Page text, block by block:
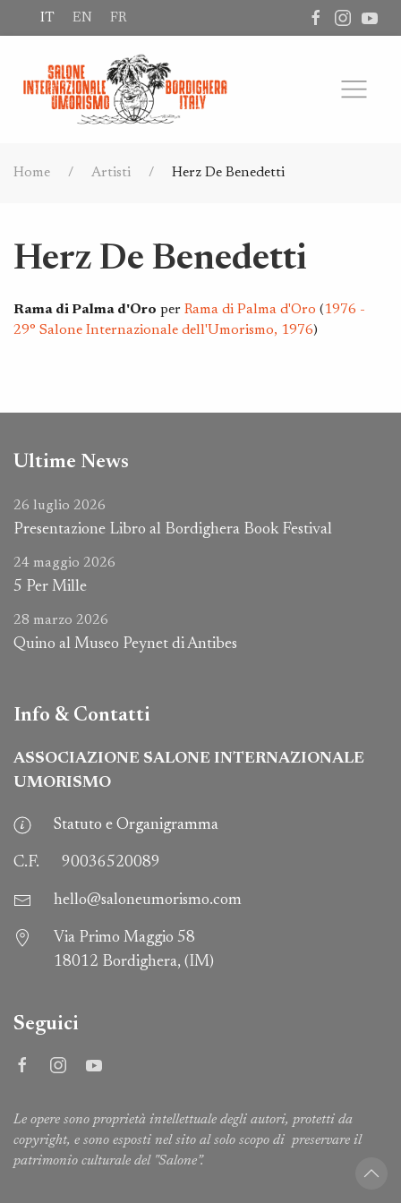
IT EN FR
Home Artisti Herz De Benedetti
Herz De Benedetti
Rama di Palma d'Oro per Rama di Palma d'Oro (1976 -
29° Salone Internazionale dell'Umorismo, 1976)
Ultime News
26 luglio 2026
Presentazione Libro al Bordighera Book Festival
24 maggio 2026
5 Per Mille
28 marzo 2026
Quino al Museo Peynet di Antibes
Info & Contatti
ASSOCIAZIONE SALONE INTERNAZIONALE
UMORISMO
Statuto e Organigramma
C.F. 90036520089
hello@saloneumorismo.com
Via Primo Maggio 58
18012 Bordighera, (IM)
Seguici
Le opere sono proprietà intellettuale degli autori, protetti da
copyright, e sono esposti nel sito al solo scopo di preservare il
patrimonio culturale del "Salone”.